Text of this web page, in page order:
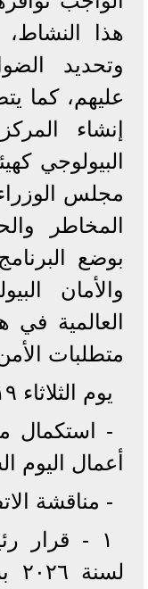
هذا النشاط،
وتحديد
عليهم، كما
إنشاء
البيولوجي
مجلس
المخاطر
بوضع
والأمان
العالمية في
متطلبات
يوم الثلاثاء ١٩ مايو ٢٠٢٦:
- استكمال
أعمال اليوم
- مناقشة